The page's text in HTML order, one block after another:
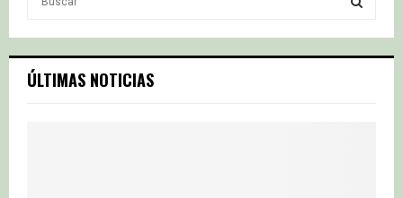
c
h
S
ÚLTIMAS NOTICIAS